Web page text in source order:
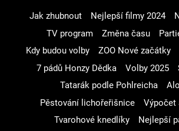
Jak zhubnout Nejlepší filmy 2024
TV program
Změna času
Kdy budou volby
ZOO Nové začátky
7 pádů Honzy Dědka
Volby 2025
Tatarák podle Pohlreicha
Pěstování lichořeřišnice
Výpočet
Tvarohové knedlíky
Nejlepší